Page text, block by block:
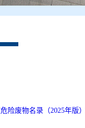
危险废物名录（2025年版